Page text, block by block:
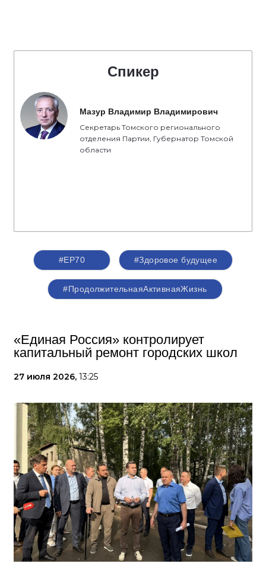
Спикер
Мазур Владимир Владимирович
Секретарь Томского регионального
отделения Партии, Губернатор Томской
области
#ЕР70 #Здоровое будущее
#ПродолжительнаяАктивнаяЖизнь
«Единая Россия» контролирует
капитальный ремонт городских школ
27 июля 2026, 13:25